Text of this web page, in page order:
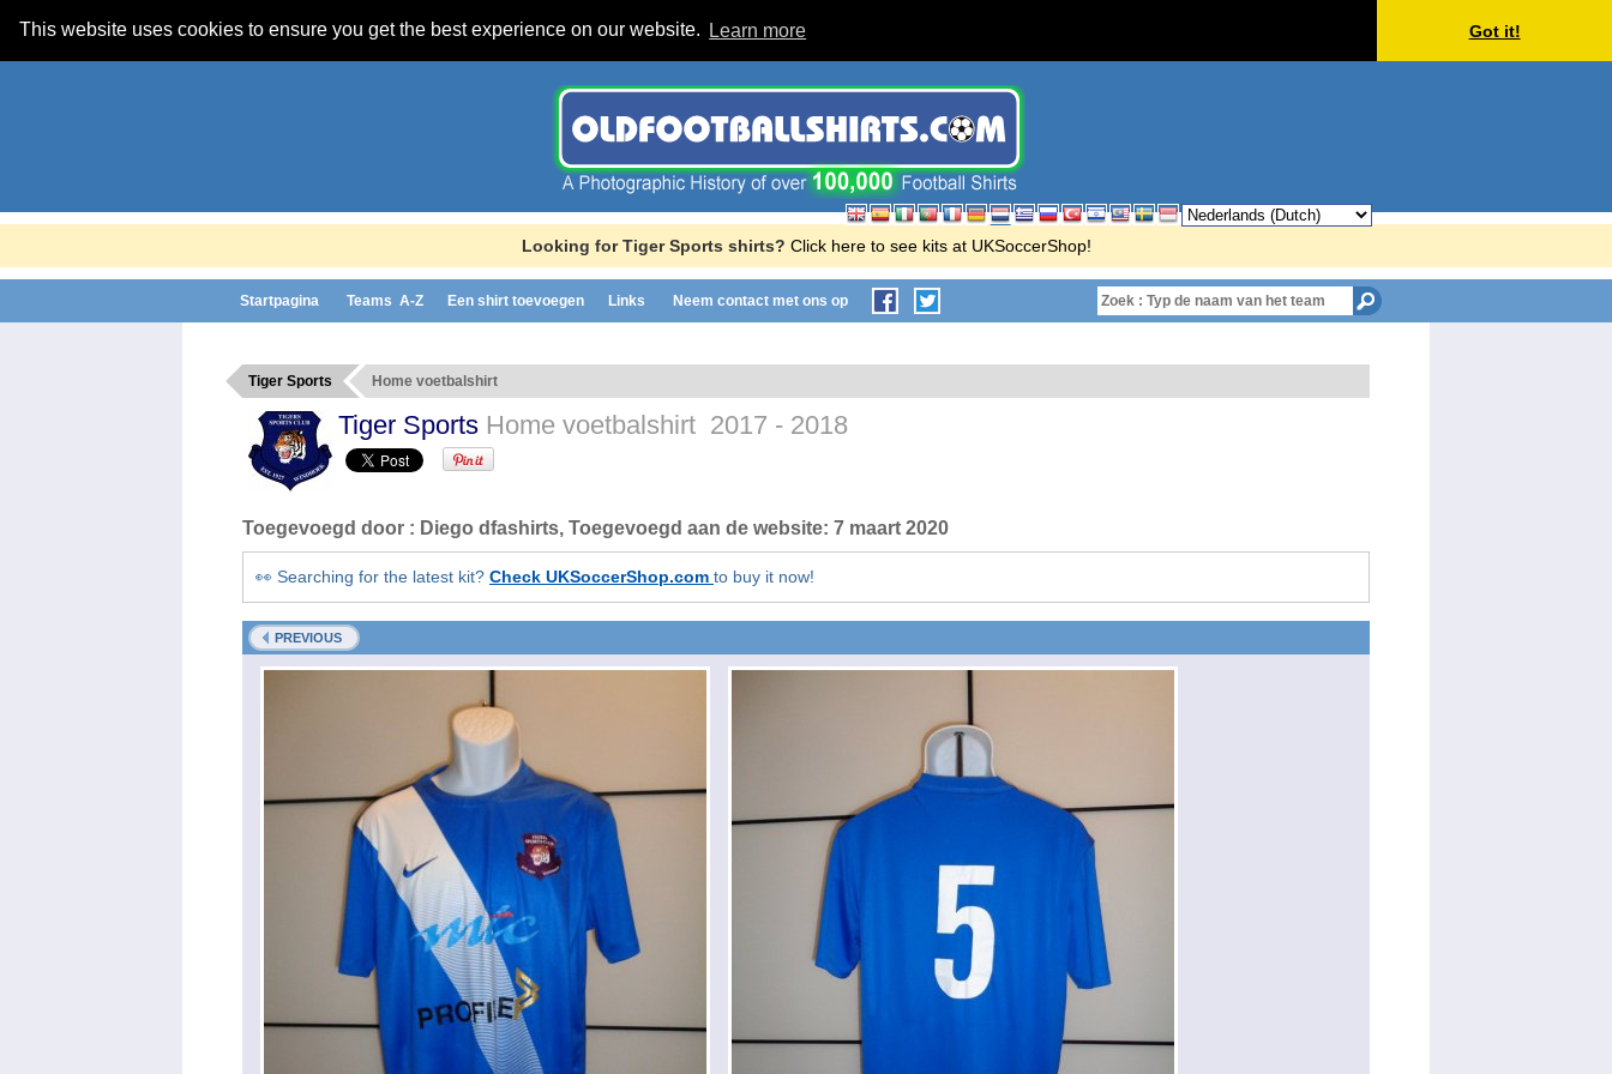
This website uses cookies to ensure you get the best experience on our website. Learn more Got it!
Looking for Tiger Sports shirts? Click here to see kits at UKSoccerShop!
Startpagina Teams A-Z Een shirt toevoegen Links Neem contact met ons op
Tiger Sports Home voetbalshirt
Tiger Sports Home voetbalshirt 2017 - 2018
Toegevoegd door : Diego dfashirts, Toegevoegd aan de website: 7 maart 2020
👀 Searching for the latest kit? Check UKSoccerShop.com to buy it now!
PREVIOUS